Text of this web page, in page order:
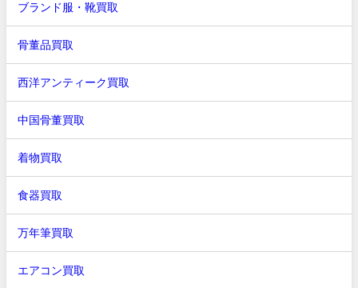
ブランド服・靴買取
骨董品買取
西洋アンティーク買取
中国骨董買取
着物買取
食器買取
万年筆買取
エアコン買取